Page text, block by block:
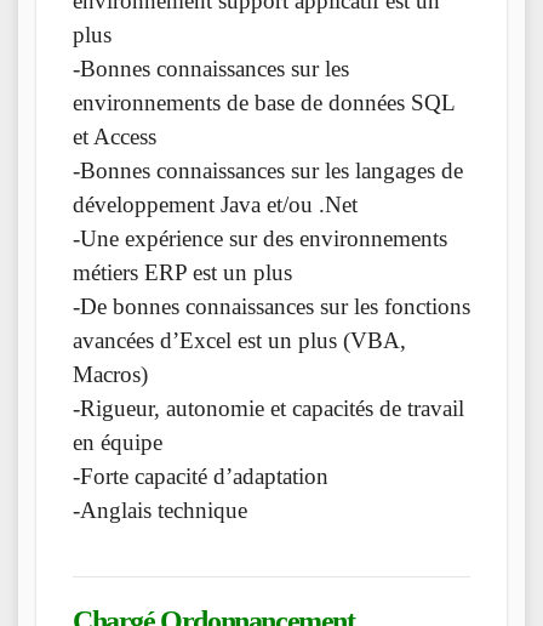
plus
-Bonnes connaissances sur les
environnements de base de données SQL
et Access
-Bonnes connaissances sur les langages de
développement Java et/ou .Net
-Une expérience sur des environnements
métiers ERP est un plus
-De bonnes connaissances sur les fonctions
avancées d’Excel est un plus (VBA,
Macros)
-Rigueur, autonomie et capacités de travail
en équipe
-Forte capacité d’adaptation
-Anglais technique